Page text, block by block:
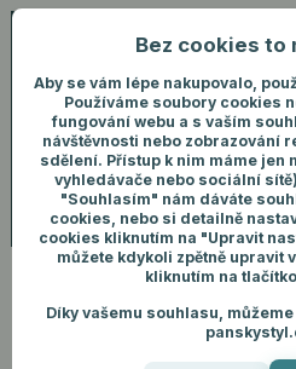
+420 731 292 460
Úvod Pánské oblečení Trička
Tee
Bez cookies to
Aby se vám lépe nakupovalo,
Používáme soubory cookies
fungování webu a s vaším
návštěvnosti nebo zobrazování
sdělení. Přístup k nim máme jen
vyhledávače nebo sociální
"Souhlasím" nám dáváte
cookies, nebo si detailně
cookies kliknutím na "Upravit
můžete kdykoli zpětně upravit
kliknutím na
Díky vašemu souhlasu,